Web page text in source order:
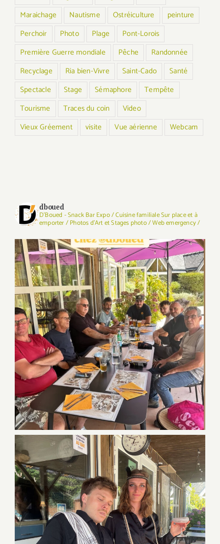
Maraichage
Nautisme Ostréiculture
peinture
Perchoir
Photo Plage
Pont-Lorois
Première Guerre mondiale
Pêche
Randonnée
Recyclage
Ria bien-Vivre Saint-Cado
Santé
Spectacle
Stage Sémaphore
Tempête
Tourisme
Traces du coin
Video
Vieux Gréement
visite Vue aérienne Webcam
dboued
D'Boued - Snack Bar Expo / Cuisine familiale Sur place et à
emporter / Photos d'Art et Stages photo / Web emergency /